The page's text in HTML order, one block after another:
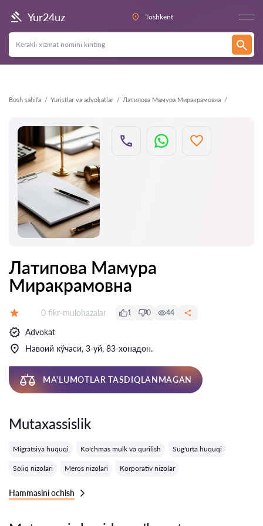
Yur24uz Toshkent
Bosh sahifa Yuristlar va advokatlar Латипова Мамура Миракрамовна
Orqaga
Латипова Мамура
Миракрамовна
Fikrlar:
0 fikr-mulohazalar 1 0 44
Advokat
Навоий кўчаси, 3-уй, 83-хонадон.
MA'LUMOTLAR TASDIQLANMAGAN
Mutaxassislik
Migratsiya huquqi Ko'chmas mulk va qurilish Sug'urta huquqi
Soliq nizolari Meros nizolari Korporativ nizolar
Hammasini ochish